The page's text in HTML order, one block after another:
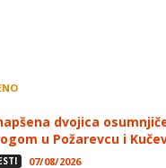
dvojica
u Požarevcu i
07/08/2026